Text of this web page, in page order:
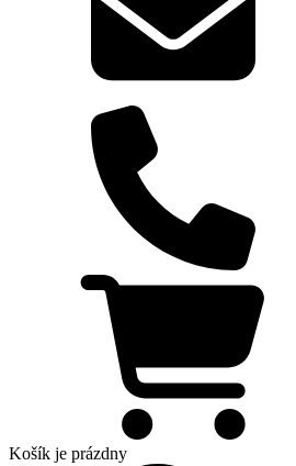
Košík je prázdny